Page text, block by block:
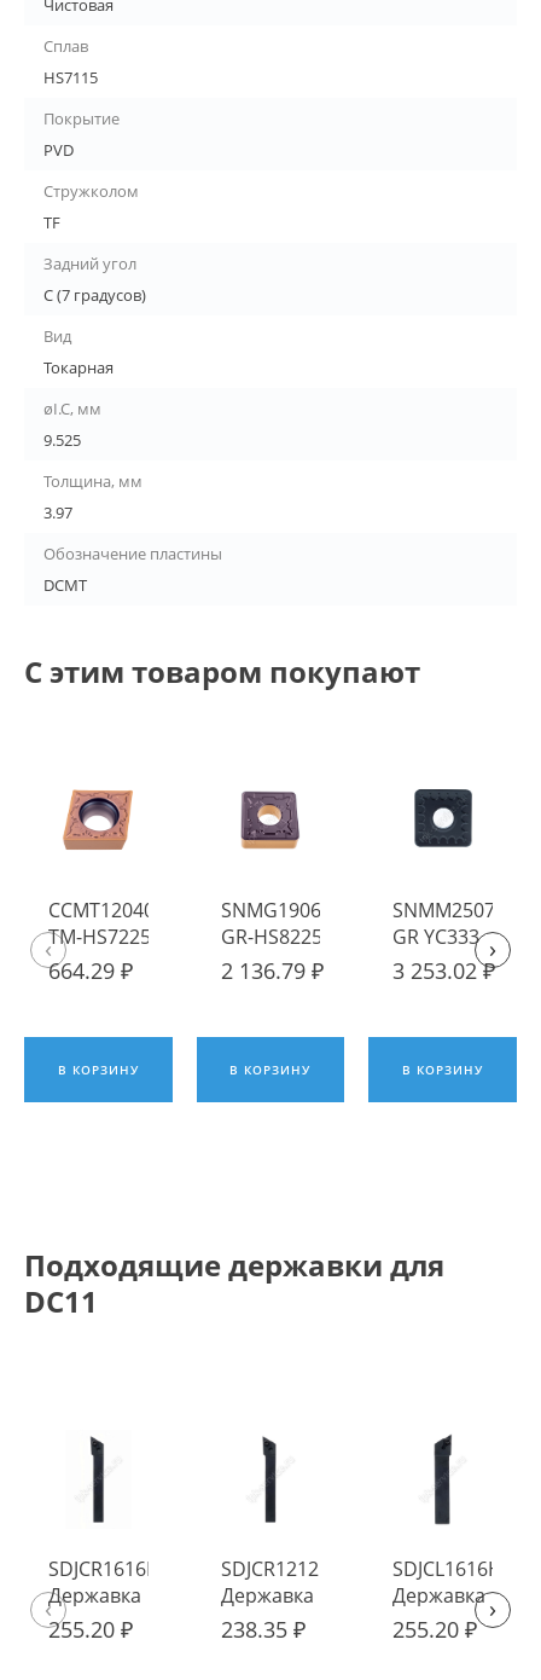
Чистовая
Сплав
HS7115
Покрытие
PVD
Стружколом
TF
Задний угол
C (7 градусов)
Вид
Токарная
øI.C, мм
9.525
Толщина, мм
3.97
Обозначение пластины
DCMT
С этим товаром покупают
CCMT120404-
TM-HS7225
Пластина
664.29 ₽
В КОРЗИНУ
SNMG190616-
GR-HS8225
Пластина
2 136.79 ₽
В КОРЗИНУ
SNMM250724-
GR YC333
Пластина
3 253.02 ₽
В КОРЗИНУ
‹ ›
Подходящие державки для
DC11
SDJCR1616H11
Державка
токарная
255.20 ₽
SDJCR1212H11
Державка
токарная
238.35 ₽
SDJCL1616H11
Державка
токарная
255.20 ₽
‹ ›